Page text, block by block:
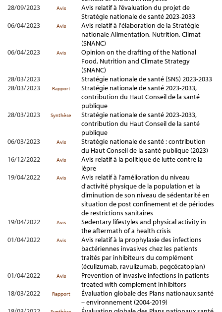
28/09/2023
Avis
Avis relatif à l’évaluation du projet de
Stratégie nationale de santé 2023-2033
06/04/2023
Avis
Avis relatif à l'élaboration de la Stratégie
nationale Alimentation, Nutrition, Climat
(SNANC)
06/04/2023
Avis
Opinion on the drafting of the National
Food, Nutrition and Climate Strategy
(SNANC)
28/03/2023
Stratégie nationale de santé (SNS) 2023-2033
28/03/2023
Rapport
Stratégie nationale de santé 2023-2033,
contribution du Haut Conseil de la santé
publique
28/03/2023
Synthèse
Stratégie nationale de santé 2023-2033,
contribution du Haut Conseil de la santé
publique
06/03/2023
Avis
Stratégie nationale de santé : contribution
du Haut Conseil de la santé publique (2023)
16/12/2022
Avis
Avis relatif à la politique de lutte contre la
lèpre
19/04/2022
Avis
Avis relatif à l’amélioration du niveau
d'activité physique de la population et la
diminution de son niveau de sédentarité en
situation de post confinement et de périodes
de restrictions sanitaires
19/04/2022
Avis
Sedentary lifestyles and physical activity in
the aftermath of a health crisis
01/04/2022
Avis
Avis relatif à la prophylaxie des infections
bactériennes invasives chez les patients
traités par inhibiteurs du complément
(éculizumab, ravulizumab, pegcécatoplan)
01/04/2022
Avis
Prevention of invasive infections in patients
treated with complement inhibitors
18/03/2022
Rapport
Évaluation globale des Plans nationaux santé
– environnement (2004-2019)